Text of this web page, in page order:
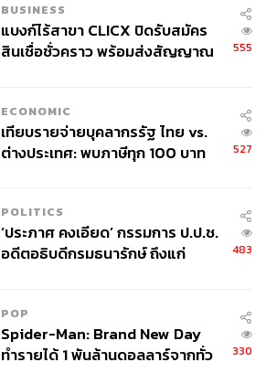
BUSINESS
แบงก์ไร้สาขา CLICX ปิดรับสมัคร
สินเชื่อชั่วคราว พร้อมส่งสัญญาณ
555
ECONOMIC
เทียบรายจ่ายบุคลากรรัฐ ไทย vs.
ต่างประเทศ: พบภาษีทุก 100 บาท
527
POLITICS
‘ประภาศ คงเอียด’ กรรมการ ป.ป.ช.
อดีตอธิบดีกรมธนารักษ์ ถึงแก่
483
POP
Spider-Man: Brand New Day
ทำรายได้ 1 พันล้านดอลลาร์จากทั่ว
330